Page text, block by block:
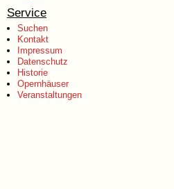
Service
Suchen
Kontakt
Impressum
Datenschutz
Historie
Opernhäuser
Veranstaltungen